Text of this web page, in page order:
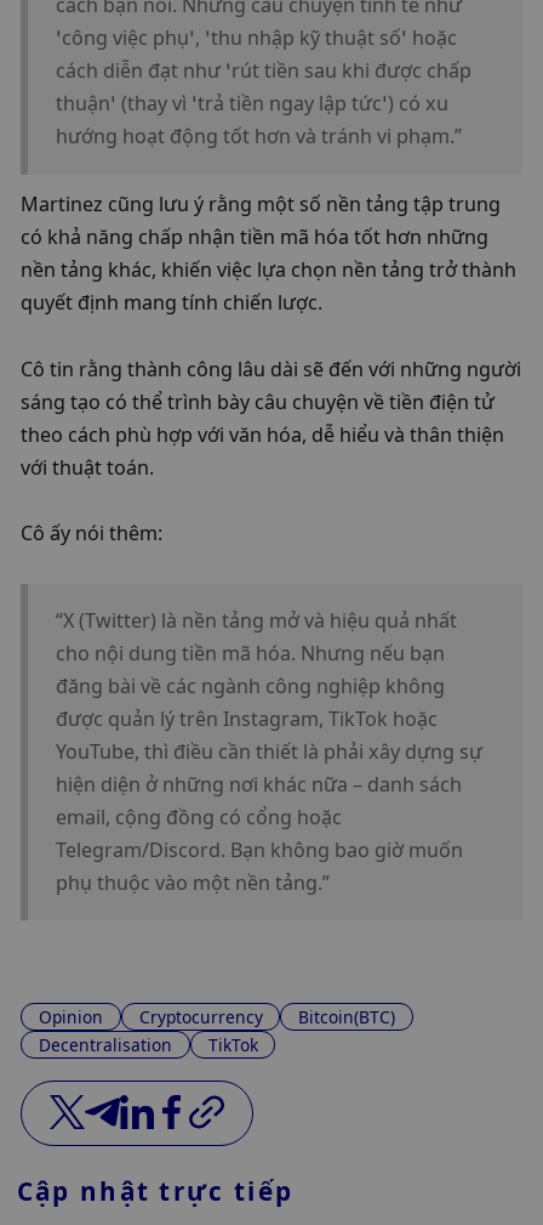
‘công việc phụ’, ‘thu nhập kỹ thuật số’ hoặc
cách diễn đạt như ‘rút tiền sau khi được chấp
thuận’ (thay vì ‘trả tiền ngay lập tức’) có xu
hướng hoạt động tốt hơn và tránh vi phạm.”
Martinez cũng lưu ý rằng một số nền tảng tập trung
có khả năng chấp nhận tiền mã hóa tốt hơn những
nền tảng khác, khiến việc lựa chọn nền tảng trở thành
quyết định mang tính chiến lược.
Cô tin rằng thành công lâu dài sẽ đến với những người
sáng tạo có thể trình bày câu chuyện về tiền điện tử
theo cách phù hợp với văn hóa, dễ hiểu và thân thiện
với thuật toán.
Cô ấy nói thêm:
“X (Twitter) là nền tảng mở và hiệu quả nhất
cho nội dung tiền mã hóa. Nhưng nếu bạn
đăng bài về các ngành công nghiệp không
được quản lý trên Instagram, TikTok hoặc
YouTube, thì điều cần thiết là phải xây dựng sự
hiện diện ở những nơi khác nữa – danh sách
email, cộng đồng có cổng hoặc
Telegram/Discord. Bạn không bao giờ muốn
phụ thuộc vào một nền tảng.”
Opinion Cryptocurrency
Bitcoin(BTC)
Decentralisation
TikTok
Cập nhật trực tiếp